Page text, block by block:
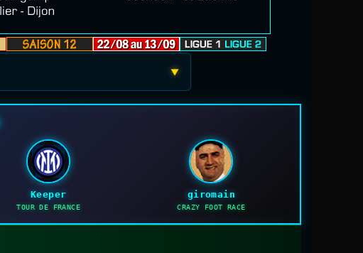
▼
Keeper
TOUR DE FRANCE
giromain
CRAZY FOOT RACE